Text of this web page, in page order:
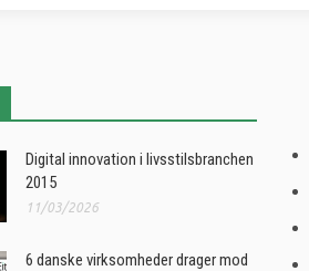
Digital innovation i livsstilsbranchen
2015
11/03/2026
6 danske virksomheder drager mod